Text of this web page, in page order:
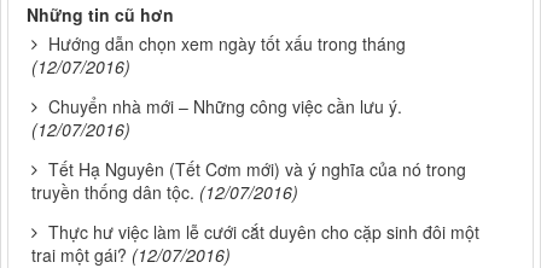
Những tin cũ hơn
Hướng dẫn chọn xem ngày tốt xấu trong tháng
(12/07/2016)
Chuyển nhà mới – Những công việc cần lưu ý.
(12/07/2016)
Tết Hạ Nguyên (Tết Cơm mới) và ý nghĩa của nó trong
truyền thống dân tộc. (12/07/2016)
Thực hư việc làm lễ cưới cắt duyên cho cặp sinh đôi một
trai một gái? (12/07/2016)